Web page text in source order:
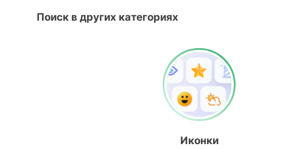
Поиск в других категориях
Иконки